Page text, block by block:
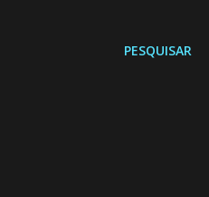
PESQUISAR